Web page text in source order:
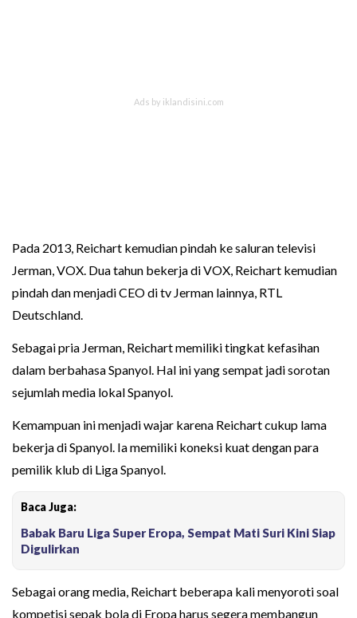
Pada 2013, Reichart kemudian pindah ke saluran televisi
Jerman, VOX. Dua tahun bekerja di VOX, Reichart kemudian
pindah dan menjadi CEO di tv Jerman lainnya, RTL
Deutschland.
Sebagai pria Jerman, Reichart memiliki tingkat kefasihan
dalam berbahasa Spanyol. Hal ini yang sempat jadi sorotan
sejumlah media lokal Spanyol.
Kemampuan ini menjadi wajar karena Reichart cukup lama
bekerja di Spanyol. Ia memiliki koneksi kuat dengan para
pemilik klub di Liga Spanyol.
Baca Juga:
Babak Baru Liga Super Eropa, Sempat Mati Suri Kini Siap
Digulirkan
Sebagai orang media, Reichart beberapa kali menyoroti soal
kompetisi sepak bola di Eropa harus segera membangun